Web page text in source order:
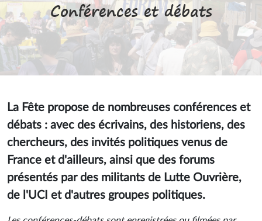
Conférences et débats
La Fête propose de nombreuses conférences et
débats : avec des écrivains, des historiens, des
chercheurs, des invités politiques venus de
France et d'ailleurs, ainsi que des forums
présentés par des militants de Lutte Ouvrière,
de l'UCI et d'autres groupes politiques.